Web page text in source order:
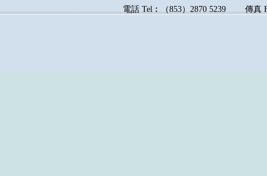
電話 Tel︰（853）2870 5239傳真